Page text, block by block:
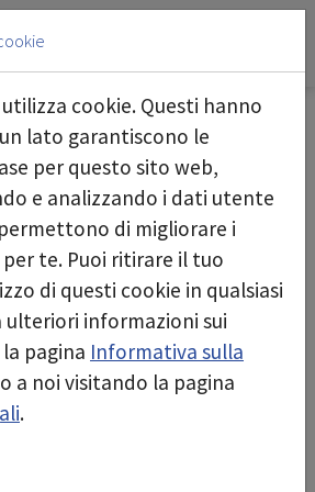
di sostanze nocive e
soluzioni sicure
sul lavoro
pericolose come amianto,
(KMF), policlorobifenili
(CP), idrocarburi
(IPA), pentaclorofenolo
VI, polveri miste da
le polveri di quarzo) e
standard di sicurezza.
cookie. Questi hanno
lato garantiscono le
per questo sito web,
e analizzando i dati utente
di migliorare i
te. Puoi ritirare il tuo
di questi cookie in qualsiasi
ulteriori informazioni sui
pagina Informativa sulla
a noi visitando la pagina
.